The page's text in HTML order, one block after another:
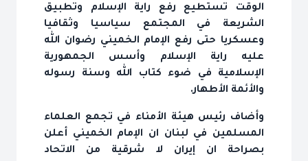
الوقت تستطيع رفع راية الإسلام وتطبيق
الشريعة في المجتمع سياسيا وثقافيا
وعسكريا حتى رفع الإمام الخميني رضوان الله
عليه راية الإسلام وأسس الجمهورية
الإسلامية في ضوء كتاب الله وسنة رسوله
والأئمة الأطهار.
وأضاف رئيس هيئة الأمناء في تجمع العلماء
المسلمين في لبنان ان الإمام الخميني أعلن
بصراحة ان إيران لا شرقية من الاتحاد